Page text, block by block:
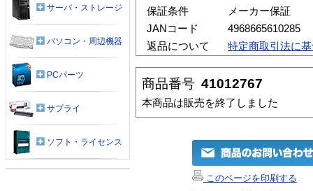
保証条件
メーカー保証
JANコード
4968665610285
返品について
特定商取引法に
商品番号 41012767
本商品は販売を終了しました
このページを印刷する
サーバ・ストレージ
パソコン・周辺機器
PCパーツ
サプライ
ソフト・ライセンス